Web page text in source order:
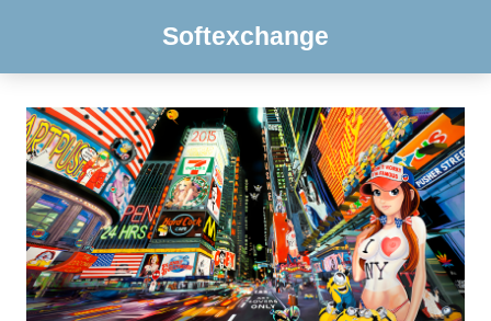
Softexchange